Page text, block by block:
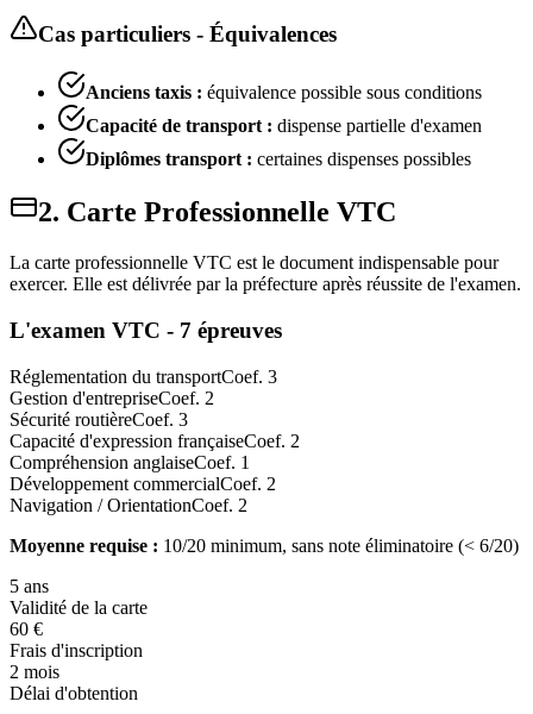
Cas particuliers - Équivalences
Anciens taxis : équivalence possible sous conditions
Capacité de transport : dispense partielle d'examen
Diplômes transport : certaines dispenses possibles
2. Carte Professionnelle VTC
La carte professionnelle VTC est le document indispensable pour
exercer. Elle est délivrée par la préfecture après réussite de l'examen.
L'examen VTC - 7 épreuves
Réglementation du transportCoef. 3
Gestion d'entrepriseCoef. 2
Sécurité routièreCoef. 3
Capacité d'expression françaiseCoef. 2
Compréhension anglaiseCoef. 1
Développement commercialCoef. 2
Navigation / OrientationCoef. 2
Moyenne requise : 10/20 minimum, sans note éliminatoire (< 6/20)
5 ans
Validité de la carte
60 €
Frais d'inscription
2 mois
Délai d'obtention